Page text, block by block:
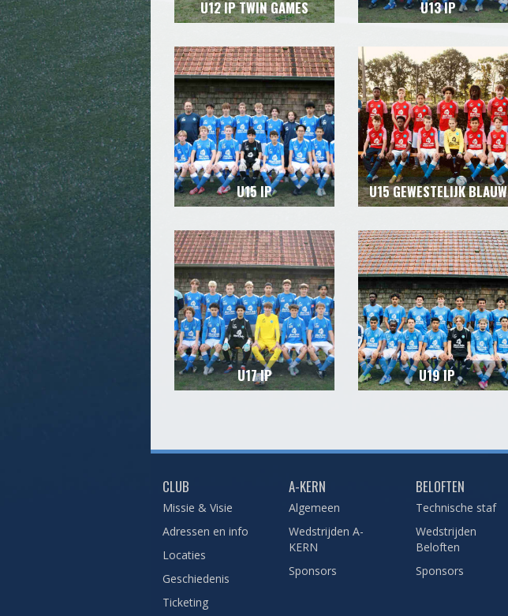
U12 IP TWIN GAMES U13 IP
U15 IP U15 GEWESTELIJK BLAUW
U17 IP U19 IP
CLUB
Missie & Visie
Adressen en info
Locaties
Geschiedenis
Ticketing
A-KERN
Algemeen
Wedstrijden A-
KERN
Sponsors
BELOFTEN
Technische staf
Wedstrijden
Beloften
Sponsors